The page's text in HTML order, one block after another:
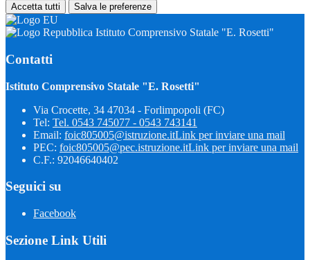
Accetta tutti Salva le preferenze
Istituto Comprensivo Statale "E. Rosetti"
Contatti
Istituto Comprensivo Statale "E. Rosetti"
Via Crocette, 34 47034 - Forlimpopoli (FC)
Tel: Tel. 0543 745077 - 0543 743141
Email: foic805005@istruzione.itLink per inviare una mail
PEC: foic805005@pec.istruzione.itLink per inviare una mail
C.F.: 92046640402
Seguici su
Facebook
Sezione Link Utili